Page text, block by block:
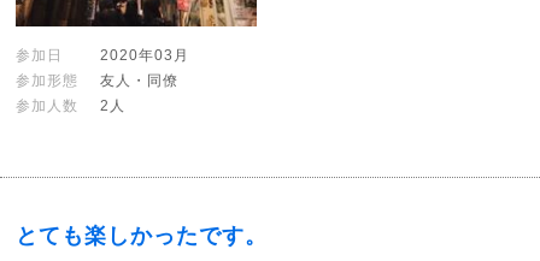
参加日
2020年03月
参加形態
友人・同僚
参加人数
2人
とても楽しかったです。